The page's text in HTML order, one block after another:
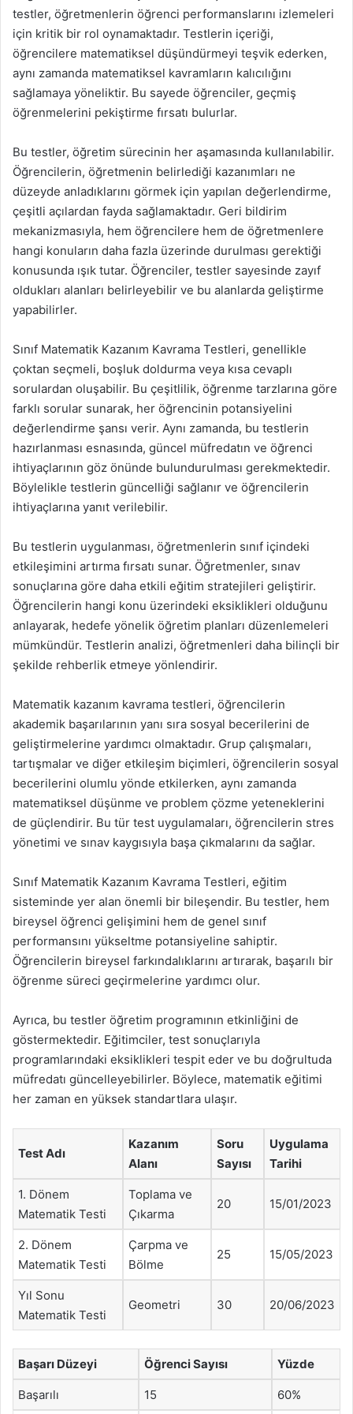
testler, öğretmenlerin öğrenci performanslarını izlemeleri
için kritik bir rol oynamaktadır. Testlerin içeriği,
öğrencilere matematiksel düşündürmeyi teşvik ederken,
aynı zamanda matematiksel kavramların kalıcılığını
sağlamaya yöneliktir. Bu sayede öğrenciler, geçmiş
öğrenmelerini pekiştirme fırsatı bulurlar.
Bu testler, öğretim sürecinin her aşamasında kullanılabilir.
Öğrencilerin, öğretmenin belirlediği kazanımları ne
düzeyde anladıklarını görmek için yapılan değerlendirme,
çeşitli açılardan fayda sağlamaktadır. Geri bildirim
mekanizmasıyla, hem öğrencilere hem de öğretmenlere
hangi konuların daha fazla üzerinde durulması gerektiği
konusunda ışık tutar. Öğrenciler, testler sayesinde zayıf
oldukları alanları belirleyebilir ve bu alanlarda geliştirme
yapabilirler.
Sınıf Matematik Kazanım Kavrama Testleri, genellikle
çoktan seçmeli, boşluk doldurma veya kısa cevaplı
sorulardan oluşabilir. Bu çeşitlilik, öğrenme tarzlarına göre
farklı sorular sunarak, her öğrencinin potansiyelini
değerlendirme şansı verir. Aynı zamanda, bu testlerin
hazırlanması esnasında, güncel müfredatın ve öğrenci
ihtiyaçlarının göz önünde bulundurulması gerekmektedir.
Böylelikle testlerin güncelliği sağlanır ve öğrencilerin
ihtiyaçlarına yanıt verilebilir.
Bu testlerin uygulanması, öğretmenlerin sınıf içindeki
etkileşimini artırma fırsatı sunar. Öğretmenler, sınav
sonuçlarına göre daha etkili eğitim stratejileri geliştirir.
Öğrencilerin hangi konu üzerindeki eksiklikleri olduğunu
anlayarak, hedefe yönelik öğretim planları düzenlemeleri
mümkündür. Testlerin analizi, öğretmenleri daha bilinçli bir
şekilde rehberlik etmeye yönlendirir.
Matematik kazanım kavrama testleri, öğrencilerin
akademik başarılarının yanı sıra sosyal becerilerini de
geliştirmelerine yardımcı olmaktadır. Grup çalışmaları,
tartışmalar ve diğer etkileşim biçimleri, öğrencilerin sosyal
becerilerini olumlu yönde etkilerken, aynı zamanda
matematiksel düşünme ve problem çözme yeteneklerini
de güçlendirir. Bu tür test uygulamaları, öğrencilerin stres
yönetimi ve sınav kaygısıyla başa çıkmalarını da sağlar.
Sınıf Matematik Kazanım Kavrama Testleri, eğitim
sisteminde yer alan önemli bir bileşendir. Bu testler, hem
bireysel öğrenci gelişimini hem de genel sınıf
performansını yükseltme potansiyeline sahiptir.
Öğrencilerin bireysel farkındalıklarını artırarak, başarılı bir
öğrenme süreci geçirmelerine yardımcı olur.
Ayrıca, bu testler öğretim programının etkinliğini de
göstermektedir. Eğitimciler, test sonuçlarıyla
programlarındaki eksiklikleri tespit eder ve bu doğrultuda
müfredatı güncelleyebilirler. Böylece, matematik eğitimi
her zaman en yüksek standartlara ulaşır.
Test Adı
Kazanım
Alanı
Soru
Sayısı
Uygulama
Tarihi
1. Dönem
Matematik Testi
Toplama ve
Çıkarma
20 15/01/2023
2. Dönem
Matematik Testi
Çarpma ve
Bölme
25 15/05/2023
Yıl Sonu
Matematik Testi
Geometri 30 20/06/2023
Başarı Düzeyi Öğrenci Sayısı Yüzde
Başarılı 15 60%